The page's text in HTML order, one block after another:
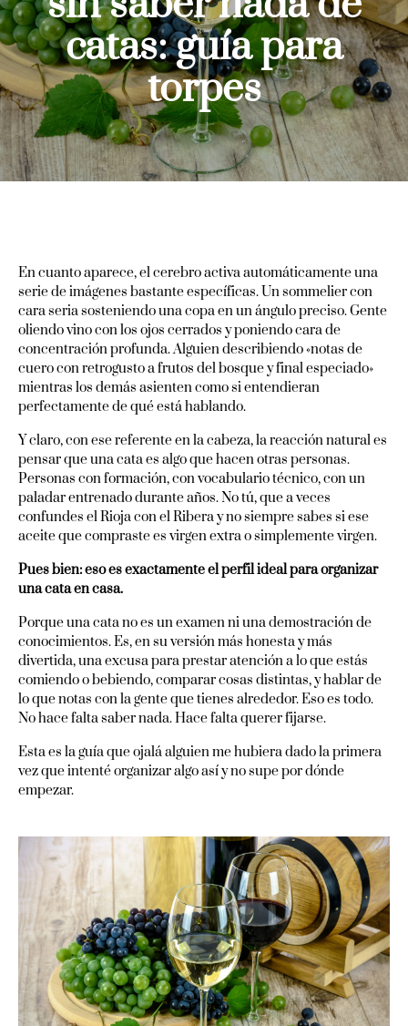
catas: guía para
torpes
En cuanto aparece, el cerebro activa automáticamente una
serie de imágenes bastante específicas. Un sommelier con
cara seria sosteniendo una copa en un ángulo preciso. Gente
oliendo vino con los ojos cerrados y poniendo cara de
concentración profunda. Alguien describiendo «notas de
cuero con retrogusto a frutos del bosque y final especiado»
mientras los demás asienten como si entendieran
perfectamente de qué está hablando.
Y claro, con ese referente en la cabeza, la reacción natural es
pensar que una cata es algo que hacen otras personas.
Personas con formación, con vocabulario técnico, con un
paladar entrenado durante años. No tú, que a veces
confundes el Rioja con el Ribera y no siempre sabes si ese
aceite que compraste es virgen extra o simplemente virgen.
Pues bien: eso es exactamente el perfil ideal para organizar
una cata en casa.
Porque una cata no es un examen ni una demostración de
conocimientos. Es, en su versión más honesta y más
divertida, una excusa para prestar atención a lo que estás
comiendo o bebiendo, comparar cosas distintas, y hablar de
lo que notas con la gente que tienes alrededor. Eso es todo.
No hace falta saber nada. Hace falta querer fijarse.
Esta es la guía que ojalá alguien me hubiera dado la primera
vez que intenté organizar algo así y no supe por dónde
empezar.